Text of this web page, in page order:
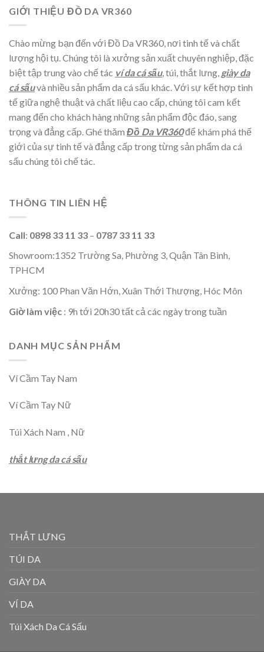
GIỚI THIỆU ĐỒ DA VR360
Chào mừng bạn đến với Đồ Da VR360, nơi tinh tế và chất
lượng hội tụ. Chúng tôi là xưởng sản xuất chuyên nghiệp, đặc
biệt tập trung vào chế tác ví da cá sấu, túi, thắt lưng, giày da
cá sấuvà nhiều sản phẩm da cá sấu khác. Với sự kết hợp tinh
tế giữa nghệ thuật và chất liệu cao cấp, chúng tôi cam kết
mang đến cho khách hàng những sản phẩm độc đáo, sang
trọng và đẳng cấp. Ghé thăm Đồ Da VR360để khám phá thế
giới của sự tinh tế và đẳng cấp trong từng sản phẩm da cá
sấu chúng tôi chế tác.
THÔNG TIN LIÊN HỆ
Call: 0898 33 11 33 – 0787 33 11 33
Showroom:1352 Trường Sa, Phường 3, Quận Tân Bình,
TPHCM
Xưởng: 100 Phan Văn Hớn, Xuân Thới Thượng, Hóc Môn
Giờ làm việc : 9h tới 20h30 tất cả các ngày trong tuần
DANH MỤC SẢN PHẨM
Ví Cầm Tay Nam
Ví Cầm Tay Nữ
Túi Xách Nam , Nữ
thắt lưng da cá sấu
THẮT LƯNG
TÚI DA
GIÀY DA
VÍ DA
Túi Xách Da Cá Sấu